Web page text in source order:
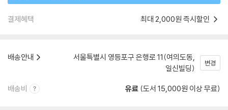
결제혜택 최대 2,000원 즉시할인
배송안내
서울특별시 영등포구 은행로 11(여의도동,
일신빌딩)
변경
배송비 유료 (도서 15,000원 이상 무료)